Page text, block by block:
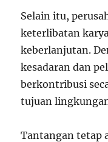
Selain itu,
keterlibatan
keberlanjutan.
kesadaran dan
berkontribusi
tujuan
Tantangan tetap